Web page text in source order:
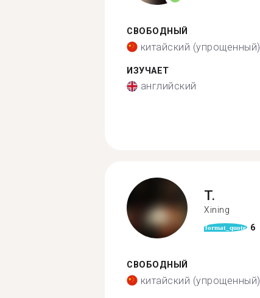
СВОБОДНЫЙ
китайский (упрощенный)
ИЗУЧАЕТ
английский
T.
Xining
format_quote 6
СВОБОДНЫЙ
китайский (упрощенный)